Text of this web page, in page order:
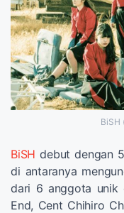
BiSH
BiSH debut dengan
di antaranya
dari 6 anggota unik
End, Cent Chihiro